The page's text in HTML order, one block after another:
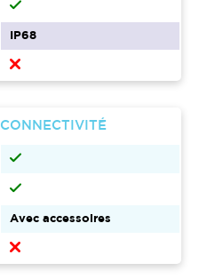
IP68
CONNECTIVITÉ
Avec accessoires